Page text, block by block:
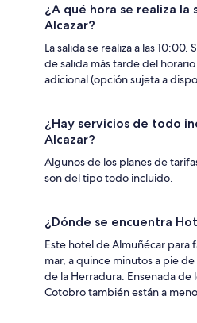
¿A qué hora se realiza la
Alcazar?
La salida se realiza a las
de salida más tarde del
adicional (opción sujeta a
¿Hay servicios de todo
Alcazar?
Algunos de los planes de
son del tipo todo incluido.
¿Dónde se encuentra
Este hotel de Almuñécar para
mar, a quince minutos a pie
de la Herradura. Ensenada de
Cotobro también están a